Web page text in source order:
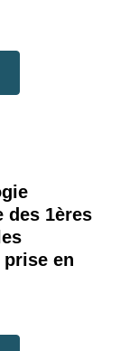
des 1ères
en